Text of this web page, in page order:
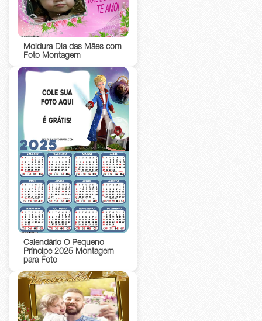
Moldura Dia das Mães com
Foto Montagem
Calendário O Pequeno
Príncipe 2025 Montagem
para Foto